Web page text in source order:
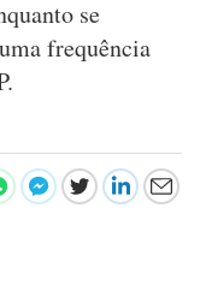
se
frequência